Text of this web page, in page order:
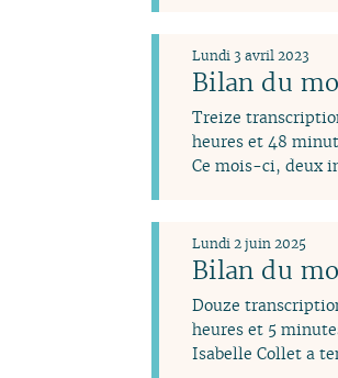
Bilan du
Lundi 3 avril 2023
Treize
heures et 48
Ce mois-ci, deux
Bilan du
Lundi 2 juin 2025
Douze
heures et 5
Isabelle Collet a